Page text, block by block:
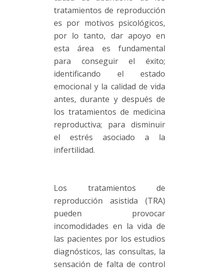
tratamientos de reproducción
es por motivos psicológicos,
por lo tanto, dar apoyo en
esta área es fundamental
para conseguir el éxito;
identificando el estado
emocional y la calidad de vida
antes, durante y después de
los tratamientos de medicina
reproductiva; para disminuir
el estrés asociado a la
infertilidad.
Los tratamientos de
reproducción asistida (TRA)
pueden provocar
incomodidades en la vida de
las pacientes por los estudios
diagnósticos, las consultas, la
sensación de falta de control